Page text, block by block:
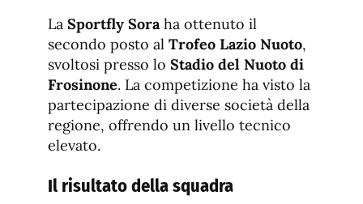
fuente
de
fuente.
La Sportfly Sora ha ottenuto il
secondo posto al Trofeo Lazio Nuoto,
svoltosi presso lo Stadio del Nuoto di
Frosinone. La competizione ha visto la
partecipazione di diverse società della
regione, offrendo un livello tecnico
elevato.
Il risultato della squadra